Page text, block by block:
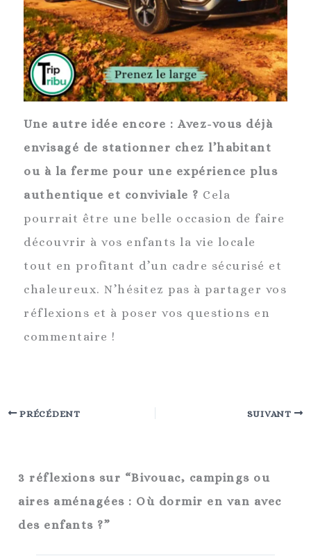
Une autre idée encore : Avez-vous déjà
envisagé de stationner chez l’habitant
ou à la ferme pour une expérience plus
authentique et conviviale ? Cela
pourrait être une belle occasion de faire
découvrir à vos enfants la vie locale
tout en profitant d’un cadre sécurisé et
chaleureux. N’hésitez pas à partager vos
réflexions et à poser vos questions en
commentaire !
PRÉCÉDENT SUIVANT
3 réflexions sur “Bivouac, campings ou
aires aménagées : Où dormir en van avec
des enfants ?”